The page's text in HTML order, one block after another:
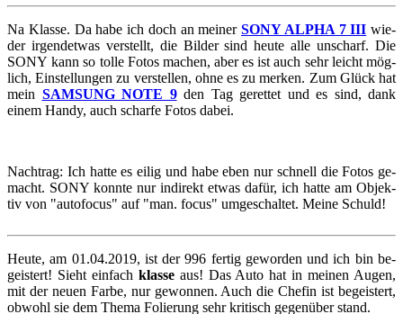
Na Klas­se. Da habe ich doch an mei­ner SONY ALPHA 7 III wie­
der ir­gend­et­was ver­stellt, die Bil­der sind heute alle un­scharf. Die
SONY kann so tolle Fotos ma­chen, aber es ist auch sehr leicht mög­
lich, Ein­stel­lun­gen zu ver­stel­len, ohne es zu mer­ken. Zum Glück hat
mein SAM­SUNG NOTE 9den Tag ge­ret­tet und es sind, dank
einem Handy, auch schar­fe Fotos dabei.
Nach­trag: Ich hatte es eilig und habe eben nur schnell die Fotos ge­
macht. SONY konn­te nur in­di­rekt etwas dafür, ich hatte am Ob­jek­
tiv von "au­to­fo­cus" auf "man. focus" um­ge­schal­tet. Meine Schuld!
Heute, am 01.04.2019, ist der 996 fer­tig ge­wor­den und ich bin be­
geis­tert! Sieht ein­fach klas­seaus! Das Auto hat in mei­nen Augen,
mit der neuen Farbe, nur ge­won­nen. Auch die Che­fin ist be­geis­tert,
ob­wohl sie dem Thema Fo­lie­rung sehr kri­tisch ge­gen­über stand.